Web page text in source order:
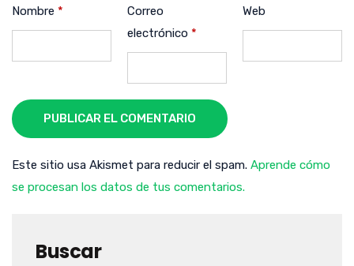
Nombre *
Correo
electrónico *
Web
PUBLICAR EL COMENTARIO
Este sitio usa Akismet para reducir el spam. Aprende cómo
se procesan los datos de tus comentarios.
Buscar